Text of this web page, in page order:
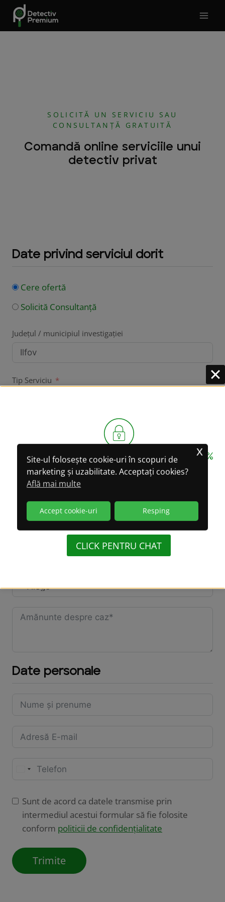
Site-ul folosește cookie-uri în scopuri de
marketing și uzabilitate. Acceptați cookies?
Află mai multe
Accept cookie-uri Resping
x
Skip
content
SOLICITĂ UN SERVICIU SAU
CONSULTANȚĂ GRATUITĂ
Comandă online serviciile unui
detectiv privat
Date privind serviciul dorit
Cere ofertă
Solicită Consultanță
Județul / municipiul investigației
Tip Serviciu
Persoana supravegheată are mașină?
Locuiești cu persoana supravegheată?
Date personale
t
e
Sunt de acord ca datele transmise prin
intermediul acestui formular să fie folosite
conform politicii de confidențialitate
Trimite
CONFIDENȚIALITATE GARANTATĂ 100%
LA CONVERSAȚIILE
(WhatsApp oferă criptare integrală a datelor)
CLICK PENTRU CHAT